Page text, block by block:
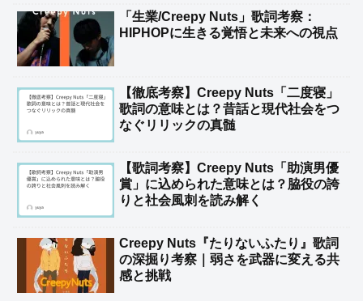
「生業/Creepy Nuts」歌詞考察：
HIPHOPに生きる覚悟と未来への視点
【徹底考察】Creepy Nuts「二度寝」
歌詞の意味とは？昔話と現代社会をつ
なぐリリックの真髄
【歌詞考察】Creepy Nuts「助演男優
賞」に込められた意味とは？脇役の誇
りと社会風刺を読み解く
Creepy Nuts『たりないふたり』歌詞
の深掘り考察｜弱さを武器に変える共
感と挑戦